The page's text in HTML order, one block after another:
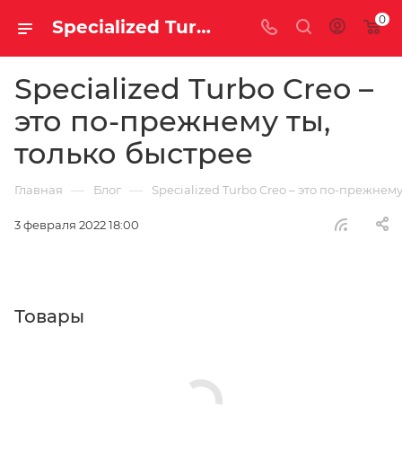
Specialized Turbo Creo – это по-прежнему ты, только быстрее 0
Specialized Turbo Creo –
это по-прежнему ты,
только быстрее
Главная — Блог — Specialized Turbo Creo – это по-
3 февраля 2022 18:00
Товары